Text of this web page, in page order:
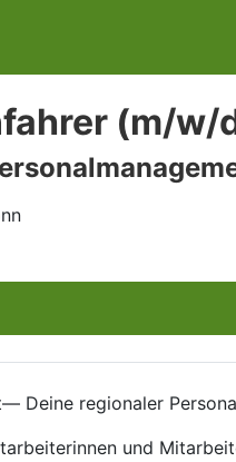
(m/w/
Deine regionaler
und